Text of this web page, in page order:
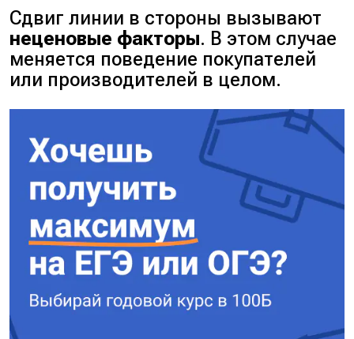
Сдвиг линии в стороны вызывают
неценовые факторы. В этом случае
меняется поведение покупателей
или производителей в целом.